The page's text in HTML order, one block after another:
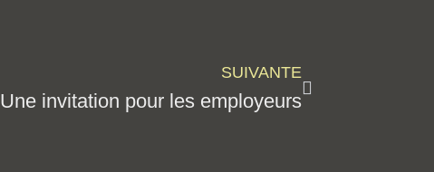
SUIVANTE
Une invitation pour les employeurs